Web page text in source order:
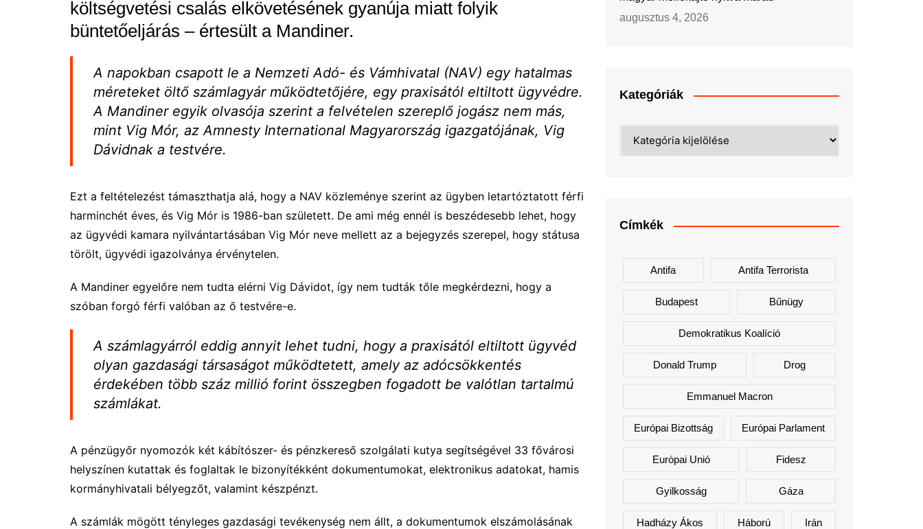
költségvetési csalás elkövetésének gyanúja miatt folyik
büntetőeljárás – értesült a Mandiner.
A napokban csapott le a Nemzeti Adó- és Vámhivatal (NAV) egy hatalmas
méreteket öltő számlagyár működtetőjére, egy praxisától eltiltott ügyvédre.
A Mandiner egyik olvasója szerint a felvételen szereplő jogász nem más,
mint Vig Mór, az Amnesty International Magyarország igazgatójának, Vig
Dávidnak a testvére.
Ezt a feltételezést támaszthatja alá, hogy a NAV közleménye szerint az ügyben letartóztatott férfi
harminchét éves, és Vig Mór is 1986-ban született. De ami még ennél is beszédesebb lehet, hogy
az ügyvédi kamara nyilvántartásában Vig Mór neve mellett az a bejegyzés szerepel, hogy státusa
törölt, ügyvédi igazolványa érvénytelen.
A Mandiner egyelőre nem tudta elérni Vig Dávidot, így nem tudták tőle megkérdezni, hogy a
szóban forgó férfi valóban az ő testvére-e.
A számlagyárról eddig annyit lehet tudni, hogy a praxisától eltiltott ügyvéd
olyan gazdasági társaságot működtetett, amely az adócsökkentés
érdekében több száz millió forint összegben fogadott be valótlan tartalmú
számlákat.
A pénzügyőr nyomozók két kábítószer- és pénzkereső szolgálati kutya segítségével 33 fővárosi
helyszínen kutattak és foglaltak le bizonyítékként dokumentumokat, elektronikus adatokat, hamis
kormányhivatali bélyegzőt, valamint készpénzt.
A számlák mögött tényleges gazdasági tevékenység nem állt, a dokumentumok elszámolásának
augusztus 4, 2026
Kategóriák
Címkék
Antifa Antifa Terrorista
Budapest Bűnügy
Demokratikus Koalíció
Donald Trump Drog
Emmanuel Macron
Európai Bizottság Európai Parlament
Európai Unió Fidesz
Gyilkosság Gáza
Hadházy Ákos Háború Irán